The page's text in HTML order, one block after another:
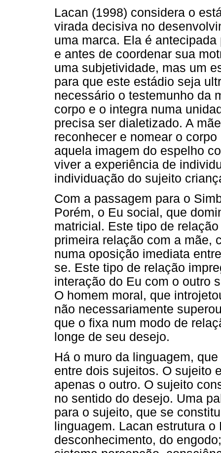
Lacan (1998) considera o
virada decisiva no
uma marca. Ela é
e antes de coordenar sua
uma subjetividade, mas um
para que este estádio seja
necessário o testemunho da
corpo e o integra numa
precisa ser dialetizado. A
reconhecer e nomear o
aquela imagem do espelho
viver a experiência de
individuação do sujeito
Com a passagem para o
Porém, o Eu social, que
matricial. Este tipo de
primeira relação com a mãe,
numa oposição imediata
se. Este tipo de relação
interação do Eu com o outro
O homem moral, que
não necessariamente
que o fixa num modo de
longe de seu desejo.
Há o muro da linguagem,
entre dois sujeitos. O sujeito
apenas o outro. O sujeito
no sentido do desejo. Uma
para o sujeito, que se
linguagem. Lacan estrutura o
desconhecimento, do